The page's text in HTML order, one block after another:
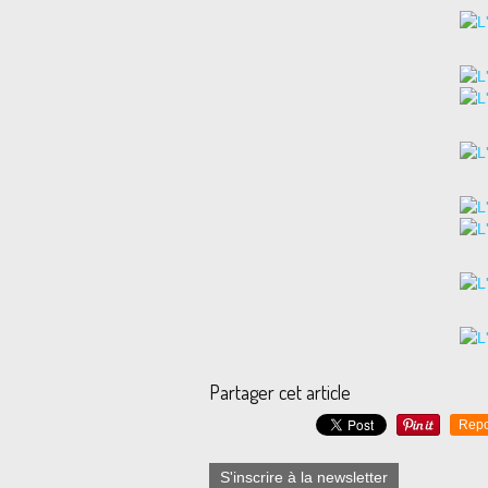
Partager cet article
S'inscrire à la newsletter